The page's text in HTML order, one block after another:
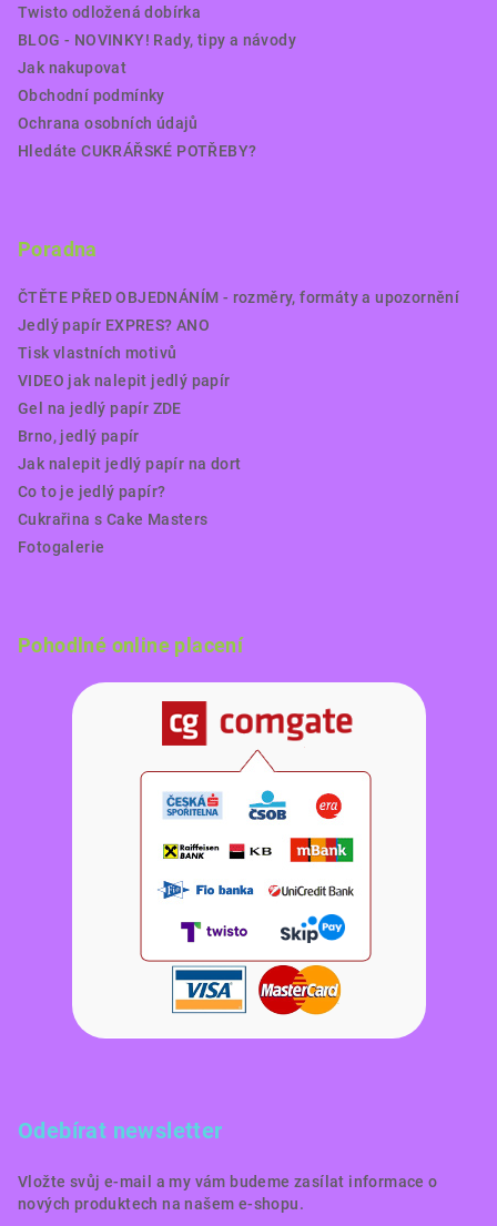
Twisto odložená dobírka
BLOG - NOVINKY! Rady, tipy a návody
Jak nakupovat
Obchodní podmínky
Ochrana osobních údajů
Hledáte CUKRÁŘSKÉ POTŘEBY?
Poradna
ČTĚTE PŘED OBJEDNÁNÍM - rozměry, formáty a upozornění
Jedlý papír EXPRES? ANO
Tisk vlastních motivů
VIDEO jak nalepit jedlý papír
Gel na jedlý papír ZDE
Brno, jedlý papír
Jak nalepit jedlý papír na dort
Co to je jedlý papír?
Cukrařina s Cake Masters
Fotogalerie
Pohodlné online placení
Odebírat newsletter
Vložte svůj e-mail a my vám budeme zasílat informace o
nových produktech na našem e-shopu.